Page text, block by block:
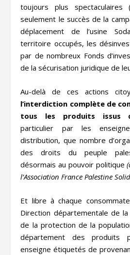
toujours plus spectaculaires
seulement le succès de la
déplacement de l’usine
territoire occupés, les
par de nombreux Fonds
de la sécurisation juridique de
Au-delà de ces actions
l’interdiction complète de
tous les produits issus
particulier par les
distribution, que nombre
des droits du peuple
désormais au pouvoir politique
l’Association France Palestine
Et libre à chaque
Direction départementale de
de la protection de la
département des produits
enseigne étiquetés de